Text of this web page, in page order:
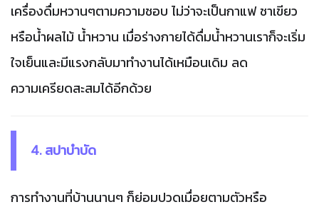
เครื่องดื่มหวานๆตามความชอบ ไม่ว่าจะเป็นกาแฟ ชาเขียว
หรือน้ำผลไม้ น้ำหวาน เมื่อร่างกายได้ดื่มน้ำหวานเราก็จะเริ่ม
ใจเย็นและมีแรงกลับมาทำงานได้เหมือนเดิม ลด
ความเครียดสะสมได้อีกด้วย
4. สปาบำบัด
การทำงานที่บ้านนานๆ ก็ย่อมปวดเมื่อยตามตัวหรือ